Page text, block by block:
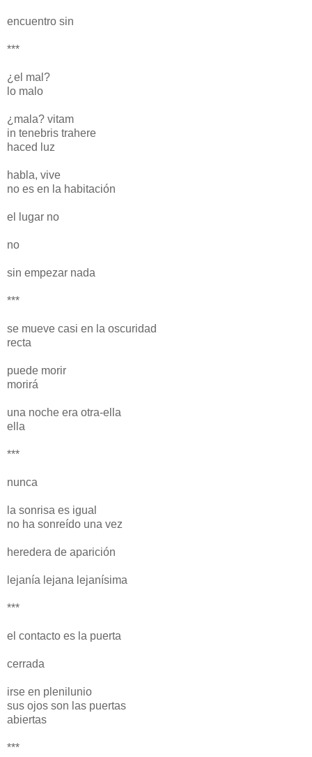
encuentro sin
***
¿el mal?
lo malo
¿mala? vitam
in tenebris trahere
haced luz
habla, vive
no es en la habitación
el lugar no
no
sin empezar nada
***
se mueve casi en la oscuridad
recta
puede morir
morirá
una noche era otra-ella
ella
***
nunca
la sonrisa es igual
no ha sonreído una vez
heredera de aparición
lejanía lejana lejanísima
***
el contacto es la puerta
cerrada
irse en plenilunio
sus ojos son las puertas
abiertas
***